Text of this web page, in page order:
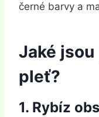
černé barvy a
Jaké
pleť?
1. Rybíz